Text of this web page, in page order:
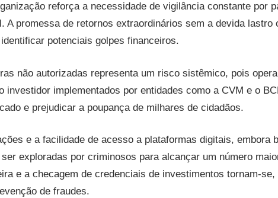
reforça a necessidade de vigilância constante por
A promessa de retornos extraordinários sem a devida lastro
potenciais golpes financeiros.
não autorizadas representa um risco sistêmico, pois
investidor implementados por entidades como a CVM e o
e prejudicar a poupança de milhares de cidadãos.
e a facilidade de acesso a plataformas digitais, embora
exploradas por criminosos para alcançar um número
e a checagem de credenciais de investimentos tornam-se,
de fraudes.